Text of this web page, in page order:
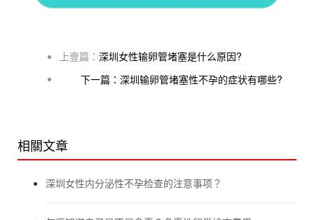
上壹篇： 深圳女性输卵管堵塞是什么原因?
下一篇：深圳输卵管堵塞性不孕的症状有哪些?
相關文章
深圳女性内分泌性不孕检查的注意事项？